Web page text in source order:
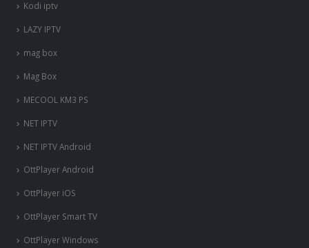
Kodi iptv
LAZY IPTV
mag box
Mag Box
MECOOL KM3 PS
NET IPTV
NET IPTV Android
OttPlayer Android
OttPlayer iOS
OttPlayer Smart TV
OttPlayer Windows